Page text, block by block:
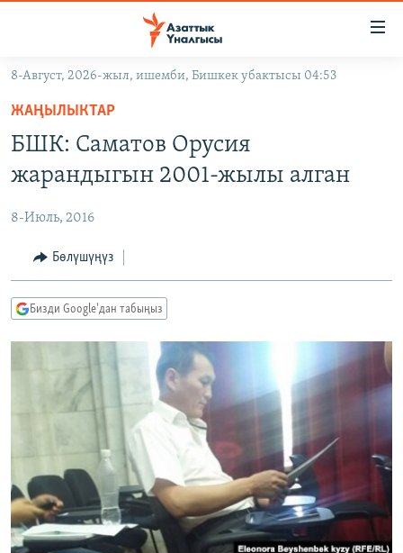
Навигацияга
өтүңүз
Издөөгө
салыңыз
ЭКОНОМИКА
МАДАНИЯТ
БОРБОР АЗИЯ
УКРАИНА
АТАЙЫН ИЛИКТӨӨ
ТВ ПРОГРАММАЛАР
ЭКСПЕРТТЕР ТАЛДАЙТ
ДАНИСТЕ
ЫҢГАЙСЫЗ СУРООЛОР
ӨЗГӨЧӨ ПИКИР
Русский
ЭЕ/АРнун бардык сайттары
8-Август, 2026-жыл, ишемби, Бишкек убактысы 04:53
ЖАҢЫЛЫКТАР
БШК: Саматов Орусия
жарандыгын 2001-жылы алган
8-Июль, 2016
Бөлүшүңүз
Бизди Google'дан табыңыз